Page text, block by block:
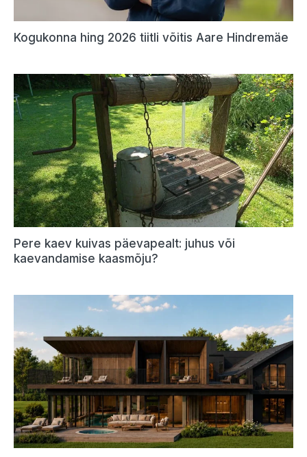
Kogukonna hing 2026 tiitli võitis Aare Hindremäe
Pere kaev kuivas päevapealt: juhus või
kaevandamise kaasmõju?